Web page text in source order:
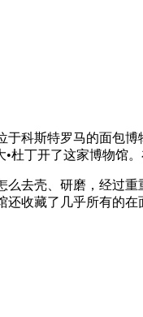
科斯特罗马的面包
丁开了这家博物馆
去壳、研磨，经过
收藏了几乎所有的在